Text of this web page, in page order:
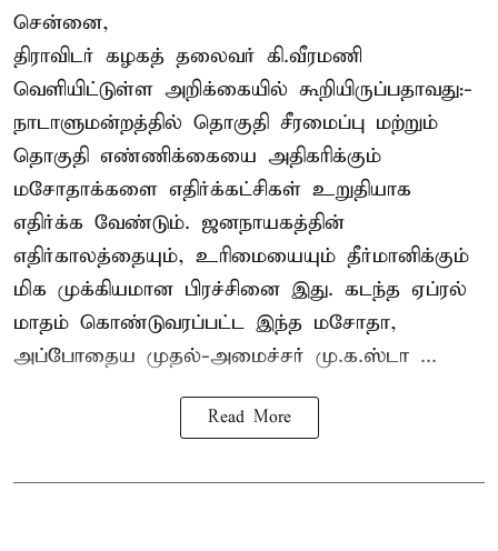
சென்னை,
திராவிடர் கழகத் தலைவர் கி.வீரமணி
வெளியிட்டுள்ள அறிக்கையில் கூறியிருப்பதாவது:-
நாடாளுமன்றத்தில் தொகுதி சீரமைப்பு மற்றும்
தொகுதி எண்ணிக்கையை அதிகரிக்கும்
மசோதாக்களை எதிர்க்கட்சிகள் உறுதியாக
எதிர்க்க வேண்டும். ஜனநாயகத்தின்
எதிர்காலத்தையும், உரிமையையும் தீர்மானிக்கும்
மிக முக்கியமான பிரச்சினை இது. கடந்த ஏப்ரல்
மாதம் கொண்டுவரப்பட்ட இந்த மசோதா,
அப்போதைய முதல்-அமைச்சர் மு.க.ஸ்டா ...
Read More